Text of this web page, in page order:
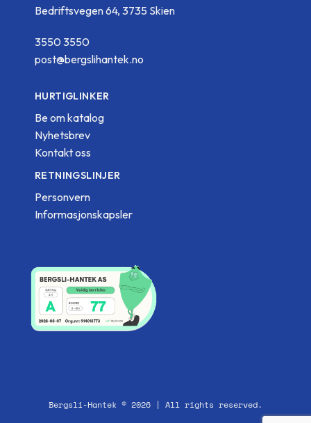
Bedriftsvegen 64, 3735 Skien
3550 3550
post@bergslihantek.no
HURTIGLINKER
Be om katalog
Nyhetsbrev
Kontakt oss
RETNINGSLINJER
Personvern
Informasjonskapsler
Bergsli-Hantek © 2026 | All rights reserved.